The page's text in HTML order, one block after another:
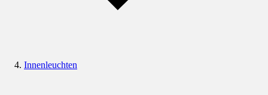
Innenleuchten